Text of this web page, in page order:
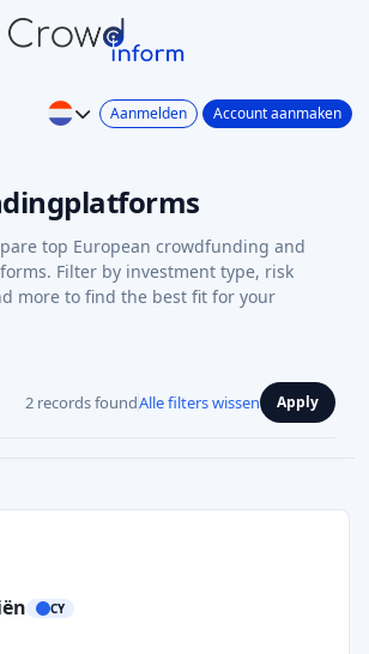
Aanmelden Account aanmaken
top European crowdfunding and
Filter by investment type, risk
more to find the best fit for your
2 records foundAlle filters wissen Apply
CY